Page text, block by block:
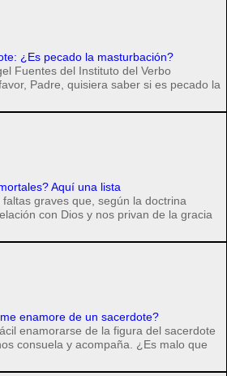
¿Es pecado la masturbación?
Fuentes del Instituto del Verbo
Padre, quisiera saber si es pecado la
Aquí una lista
graves que, según la doctrina
con Dios y nos privan de la gracia
enamore de un sacerdote?
enamorarse de la figura del sacerdote
consuela y acompaña. ¿Es malo que